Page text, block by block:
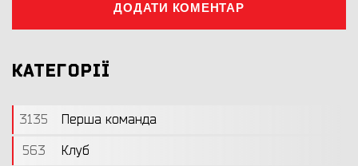
ДОДАТИ КОМЕНТАР
КАТЕГОРІЇ
3135
Перша команда
563
Клуб